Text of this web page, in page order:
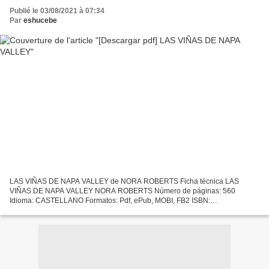
Publié le 03/08/2021 à 07:34
Par eshucebe
LAS VIÑAS DE NAPA VALLEY de NORA ROBERTS Ficha técnica LAS
VIÑAS DE NAPA VALLEY NORA ROBERTS Número de páginas: 560
Idioma: CASTELLANO Formatos: Pdf, ePub, MOBI, FB2 ISBN:
eBook gratis...